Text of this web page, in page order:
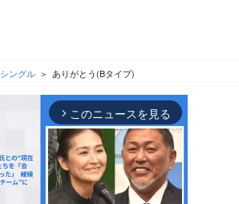
シングル ありがとう(Bタイプ)
arrow_forward_ios このニュースを見る